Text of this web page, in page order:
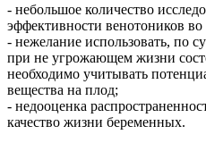
- небольшое количество
эффективности венотоников
- нежелание использовать, по
при не угрожающем жизни
необходимо учитывать
вещества на плод;
- недооценка
качество жизни беременных.